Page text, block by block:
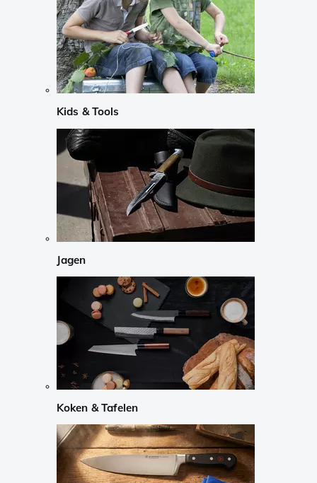
Kids & Tools
Jagen
Koken & Tafelen